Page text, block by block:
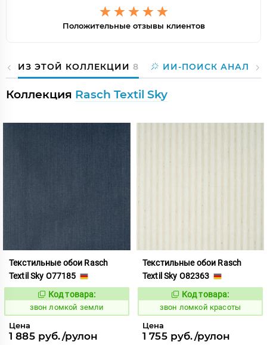
Положительные отзывы клиентов
ИЗ ЭТОЙ КОЛЛЕКЦИИ 8 ИИ-ПОИСК
Коллекция Rasch Textil Sky
Текстильные обои Rasch
Textil Sky O77185
459155
Код товара:
звон ломкой земли
Цена
1 885 руб./рулон
Текстильные обои Rasch
Textil Sky O82363
459165
Код товара:
звон ломкой красоты
Цена
1 755 руб./рулон